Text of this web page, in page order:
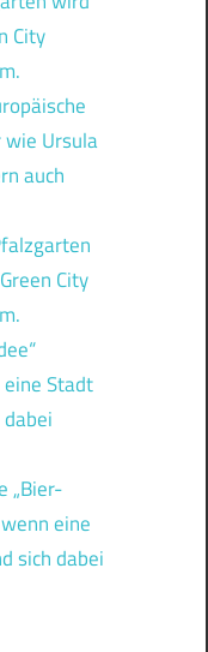
City
Ursula
auch
City
Stadt
„Bier-
eine
sich dabei